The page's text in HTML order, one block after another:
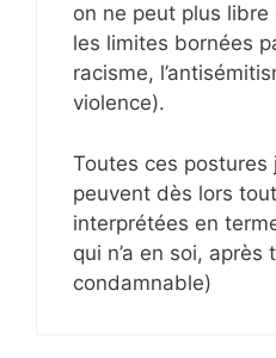
on ne peut plus libre
les limites bornées
racisme,
violence).
Toutes ces postures
peuvent dès lors
interprétées en
qui n’a en soi, après
condamnable)